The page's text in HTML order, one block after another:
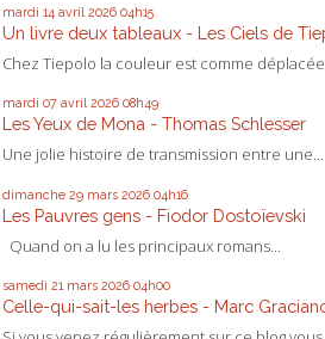
mardi 14 avril 2026 04h15
Un livre deux tableaux - Les Ciels de
Chez Tiepolo la couleur est comme
mardi 07 avril 2026 08h49
Les Yeux de Mona - Thomas Schlesser
Une jolie histoire de transmission entre une...
dimanche 29 mars 2026 04h16
Les Pauvres gens - Fiodor Dostoïevski
Quand on a lu les principaux romans...
samedi 21 mars 2026 04h00
Celle-qui-sait-les herbes - Marc